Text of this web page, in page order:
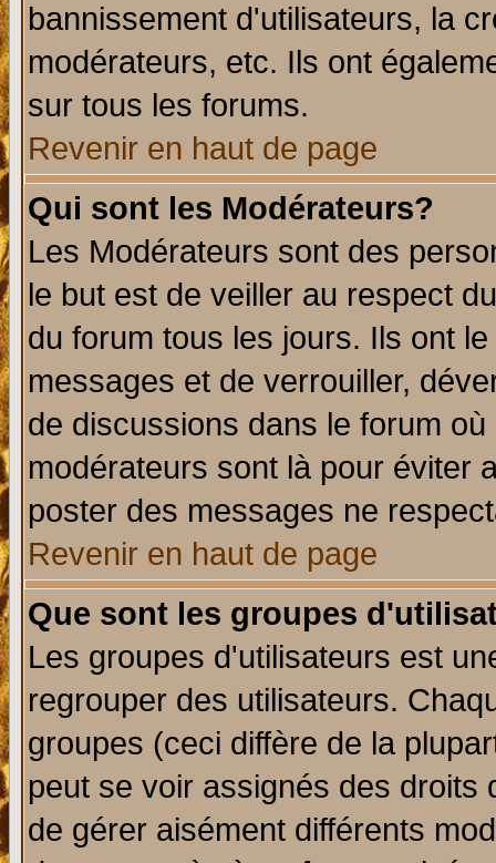
bannissement d'utilisateurs, la
modérateurs, etc. Ils ont
sur tous les forums.
Revenir en haut de page
Qui sont les Modérateurs?
Les Modérateurs sont des
le but est de veiller au respect
du forum tous les jours. Ils ont
messages et de verrouiller,
de discussions dans le forum
modérateurs sont là pour éviter
poster des messages ne
Revenir en haut de page
Que sont les groupes
Les groupes d'utilisateurs est
regrouper des utilisateurs.
groupes (ceci diffère de la
peut se voir assignés des
de gérer aisément différents